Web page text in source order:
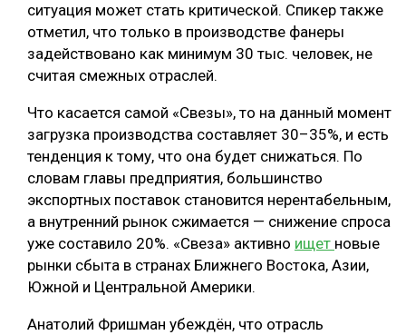
ситуация может стать критической. Спикер также
отметил, что только в производстве фанеры
задействовано как минимум 30 тыс. человек, не
считая смежных отраслей.
Что касается самой «Свезы», то на данный момент
загрузка производства составляет 30–35%, и есть
тенденция к тому, что она будет снижаться. По
словам главы предприятия, большинство
экспортных поставок становится нерентабельным,
а внутренний рынок сжимается — снижение спроса
уже составило 20%. «Свеза» активно ищет новые
рынки сбыта в странах Ближнего Востока, Азии,
Южной и Центральной Америки.
Анатолий Фришман убеждён, что отрасль